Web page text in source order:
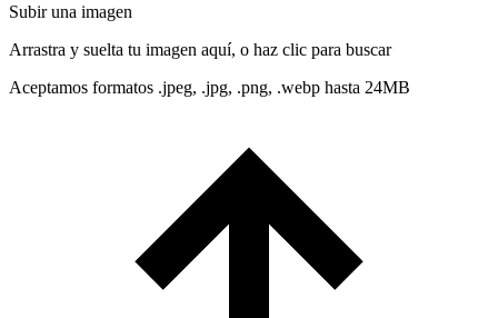
Subir una imagen
Arrastra y suelta tu imagen aquí, o haz clic para buscar
Aceptamos formatos .jpeg, .jpg, .png, .webp hasta 24MB